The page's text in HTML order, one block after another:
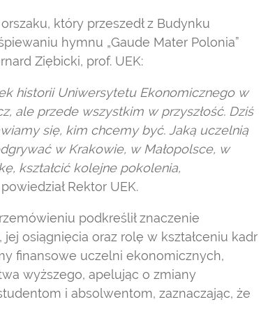
który przeszedł z Budynku
hymnu „Gaude Mater Polonia”
Ziębicki, prof. UEK:
historii Uniwersytetu Ekonomicznego w
ale przede wszystkim w przyszłość. Dziś
się, kim chcemy być. Jaką uczelnią
w Krakowie, w Małopolsce, w
kształcić kolejne pokolenia,
Rektor UEK.
podkreślił znaczenie
osiągnięcia oraz rolę w kształceniu kadr
finansowe uczelni ekonomicznych,
wyższego, apelując o zmiany
i absolwentom, zaznaczając, że